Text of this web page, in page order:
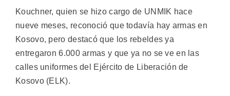
Kouchner, quien se hizo cargo de UNMIK hace
nueve meses, reconoció que todavía hay armas en
Kosovo, pero destacó que los rebeldes ya
entregaron 6.000 armas y que ya no se ve en las
calles uniformes del Ejército de Liberación de
Kosovo (ELK).